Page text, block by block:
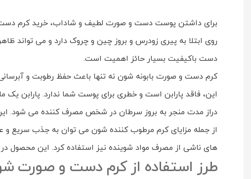
روی ابتلا به پیری زودرس و بروز چین و چروک دارد و می تواند
دست باکیفیت بسیار حائز اهمیت است.
کرم دست و صورت بابونه شون نه تنها باعث حفظ رطوبت و
این، فاقد پارابن است و خطری برای پوست شما ندارد. پارابن
دراز مدت منجر به بروز سرطان در شخص مصرف کننده می شود.
از جمله مزایای کرم مرطوب کننده شون می توان به جذب سریع و
های ناشی از مصرف مواد شوینده نیز استفاده کرد. این محصول
طرز استفاده از کرم دست و صورت شون